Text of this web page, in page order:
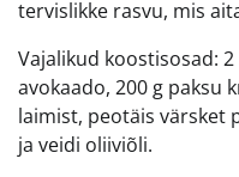
tervislikke rasvu, mis
Vajalikud koostisosad:
avokaado, 200 g paksu
laimist, peotäis värsket
ja veidi oliiviõli.